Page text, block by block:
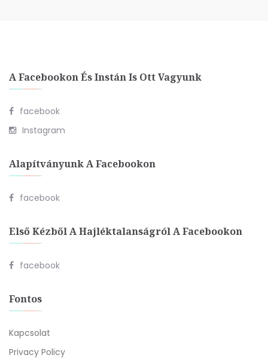
A Facebookon És Instán Is Ott Vagyunk
facebook
Instagram
Alapítványunk A Facebookon
facebook
Első Kézből A Hajléktalanságról A Facebookon
facebook
Fontos
Kapcsolat
Privacy Policy